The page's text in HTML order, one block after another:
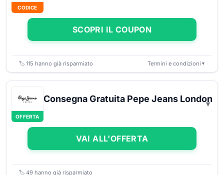
CODICE
SCOPRI IL COUPON
🏷️ 115 hanno già risparmiato Termini e condizioni ▼
OFFERTA
Consegna Gratuita Pepe Jeans London
VAI ALL'OFFERTA
🏷️ 49 hanno già risparmiato